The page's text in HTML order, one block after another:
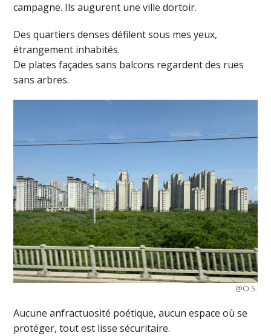
campagne. Ils augurent une ville dortoir.
Des quartiers denses défilent sous mes yeux,
étrangement inhabités.
De plates façades sans balcons regardent des rues
sans arbres.
@O.S.
Aucune anfractuosité poétique, aucun espace où se
protéger, tout est lisse sécuritaire.